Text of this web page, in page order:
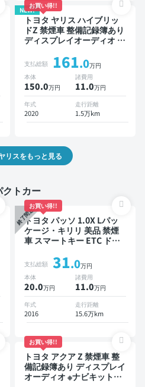
NEW!
お買い得!!
トヨタ ヤリス ハイブリッ
ドZ 禁煙車 整備記録簿あり
ディスプレイオーディオ ※
スポットモニター オートク
ルーズ スマートキー ETC
バックモニター 全方位カメ
ラ ドライブレコーダー 衝
突軽減
支払総額 161.0万円
本体
150.0万円
諸費用
11.0万円
年式
2020
走行距離
1.5万km
リスをもっと見る
トカー
終了間近
お買い得!!
トヨタ パッソ 1.0X Lパッ
ケージ・キリリ 美品 禁煙
車 スマートキー ETC ドラ
支払総額 31.0万円
本体
20.0万円
諸費用
11.0万円
年式
2016
走行距離
15.6万km
お買い得!!
トヨタ アクア Z 禁煙車 整
備記録簿あり ディスプレイ
オーディオ ※ナビキットあ